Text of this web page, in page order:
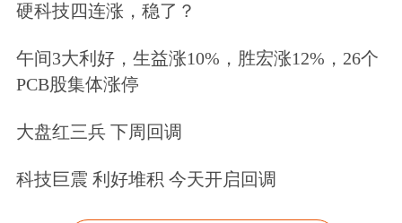
硬科技四连涨，稳了？
午间3大利好，生益涨10%，胜宏涨12%，26个
PCB股集体涨停
大盘红三兵 下周回调
科技巨震 利好堆积 今天开启回调